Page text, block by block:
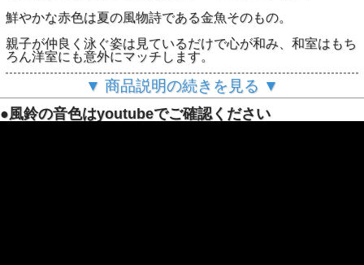
鮮やかな赤色は夏の風物詩である金魚そのもの。
親子が仲良く泳ぐ姿は見ているだけで心が和み、和室はもち
ろん洋室にも意外にマッチします。
玄関、リビング、縁側など、どこに飾っても空間に品格と季
節感をプラス。
赤い金魚の鮮やかな色彩が、お部屋のアクセントとして映え
▼ 商品説明の続きを見る ▼
●風鈴の音色はyoutubeでご確認ください